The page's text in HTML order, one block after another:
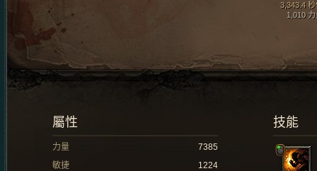
3,343.4 秒
1,010 力
技能
屬性
力量
7385
敏捷
1224